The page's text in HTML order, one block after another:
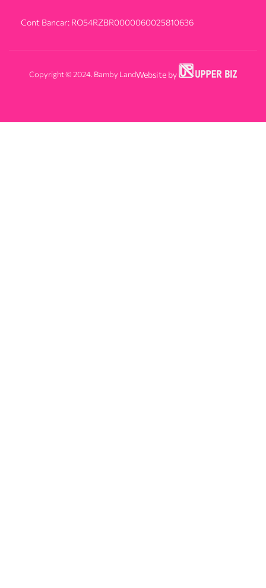
Cont Bancar: RO54RZBR0000060025810636
Copyright © 2024. Bamby LandWebsite by